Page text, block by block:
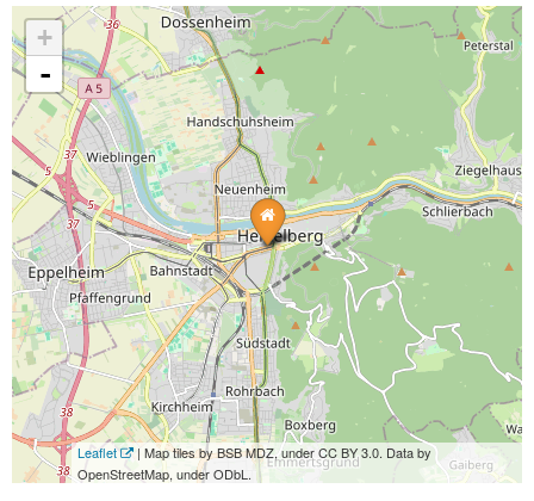
+
-
Leaflet
| Map tiles by BSB MDZ, under CC BY 3.0. Data by
OpenStreetMap, under ODbL.